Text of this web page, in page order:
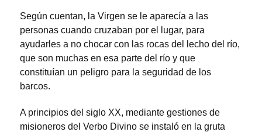
Según cuentan, la Virgen se le aparecía a las
personas cuando cruzaban por el lugar, para
ayudarles a no chocar con las rocas del lecho del río,
que son muchas en esa parte del río y que
constituían un peligro para la seguridad de los
barcos.
A principios del siglo XX, mediante gestiones de
misioneros del Verbo Divino se instaló en la gruta